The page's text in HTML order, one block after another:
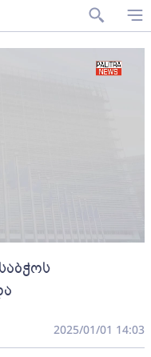
2025/01/01 14:03